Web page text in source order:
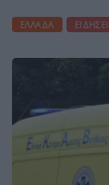
ΕΛΛΆΔΑ